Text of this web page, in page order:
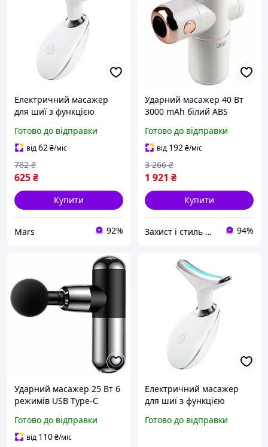
Електричний масажер
для шиї з функцією
шиї XO FG05 колір Білий
Готово до відправки
від62₴/міс
625₴
782 ₴
Купити
Mars 92%
Ударний масажер 40 Вт
3000 mAh білий ABS
насадки XO FG01
Готово до відправки
від 192₴/міс
1 921 ₴
3 266 ₴
Купити
Захист і стиль — в одному магазині 94%
Ударний масажер 25 Вт 6
режимів USB Type-C
глибокого масажу та
відновлення м'язів
Готово до відправки
від 110₴/міс
Електричний масажер
для шиї з функцією
шиї XO FG05 колір Білий
Готово до відправки